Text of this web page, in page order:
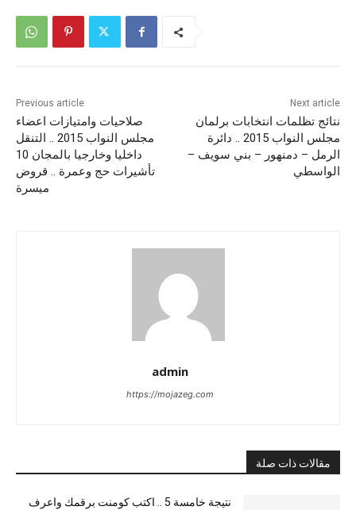
Previous article
صلاحيات وامتيازات اعضاء
مجلس النواب 2015 .. التنقل
داخليا وخارجيا بالمجان 10
تأشيرات حج وعمرة .. قروض
ميسرة
Next article
نتائج تظلمات انتخابات برلمان
مجلس النواب 2015 .. دائرة
الرمل – دمنهور – بني سويف –
الواسطي
admin
https://mojazeg.com
مقالات ذات صلة
نتيجة خامسة 5 .. اكتب كومنت برقمك واعرف